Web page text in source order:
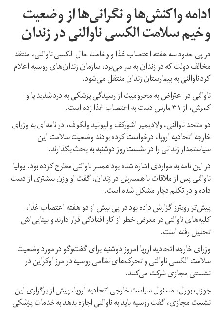
ادامه واکنش‌ها و نگرانی‌ها از وضعیت
وخیم سلامت الکسی ناوالنی در زندان
در پی حدود سه هفته اعتصاب غذا و وخامت حال الکسی ناوالنی، منتقد
مخالف دولت که در زندان به سر می‌برد، سازمان زندان‌های روسیه اعلام
کرد ناوالنی به بیمارستان زندان منتقل می‌شود.
ناوالنی در اعتراض به محرومیت از رسیدگی پزشکی به درد شدید پا و
کمرش، از ۳۱ مارس دست به اعتصاب غذا زده است.
دو متحد ناوالنی، ولادیمیر اشورکف و لیونید ولکوف، در نامه‌ای به وزرای
خارجه اتحادیه اروپا، درخواست کرده بودند وضعیت سلامت این
سیاستمدار زندانی را در نشست روز دوشنبه به بحث بگذارند.
در این نامه به مواردی اشاره شده بود همسر ناوالنی مطرح کرده بود. یولیا
ناوالنی پس از ملاقات با همسرش در زندان، گفت او وزن بیشتری از دست
داده و در تکلم دچار مشکل شده است.
پیش‌تر رویترز گزارش داده بود در پی بیش از دو هفته اعتصاب غذا،
کلیه‌های ناوالنی در معرض خطر از کار افتادگی قرار دارند و بینایی‌اش
تحلیل رفته است.
وزرای خارجه اتحادیه اروپا امروز دوشنبه برای گفت‌و‌گو در مورد وضعیت
سلامت الکسی ناوالنی و تحرک‌های نظامی روسیه در مرز اوکراین در
نشستی مجازی شرکت می‌کنند.
جوزپ بورل، مسئول سیاست خارجی اتحادیه اروپا، پیش از برگزاری این
نشست مجازی، گفت روسیه باید به ناوالنی اجازه بدهد به خدمات پزشکی